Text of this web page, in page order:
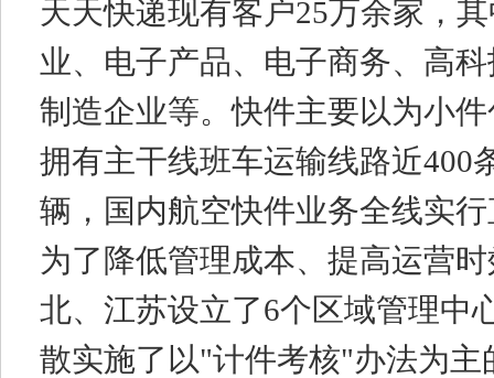
天天快递现有客户25万余家，
业、电子产品、电子商务、高
制造企业等。快件主要以为小
拥有主干线班车运输线路近400
辆，国内航空快件业务全线实
为了降低管理成本、提高运营
北、江苏设立了6个区域管理中
散实施了以"计件考核"办法为